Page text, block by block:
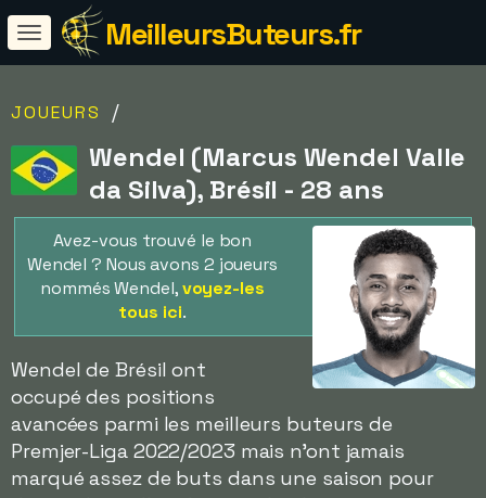
MeilleursButeurs.fr
JOUEURS /
Wendel (Marcus Wendel Valle
da Silva), Brésil - 28 ans
Avez-vous trouvé le bon
Wendel ? Nous avons 2 joueurs
nommés Wendel,voyez-les
tous ici.
Wendel de Brésil ont
occupé des positions
avancées parmi les meilleurs buteurs de
Premjer-Liga 2022/2023 mais n'ont jamais
marqué assez de buts dans une saison pour